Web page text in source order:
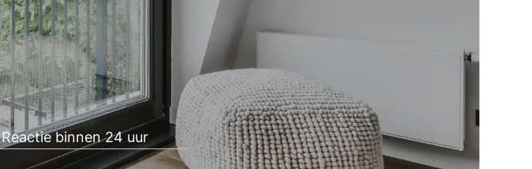
Reactie binnen 24 uur